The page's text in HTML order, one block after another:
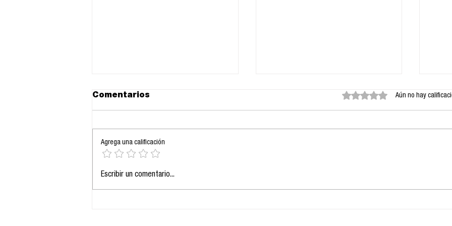
La pandemia del
Comentarios Obtuvo 0 de 5 estrellas.
Aún no hay
Agrega una calificación
Escribir un comentario...